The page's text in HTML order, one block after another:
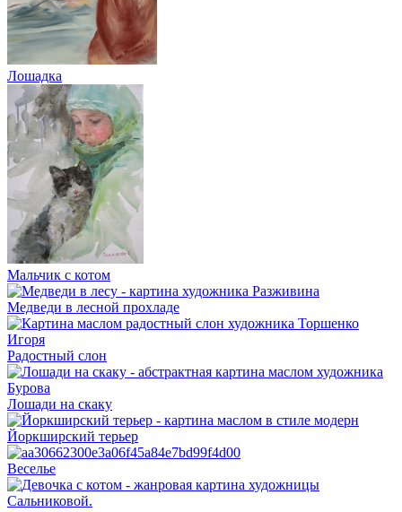
Лошадка
Мальчик с котом
Медведи в лесной прохладе
Радостный слон
Лошади на скаку
Йоркширский терьер
Веселье